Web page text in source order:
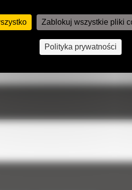
Zablokuj wszystkie pliki
Polityka prywatności